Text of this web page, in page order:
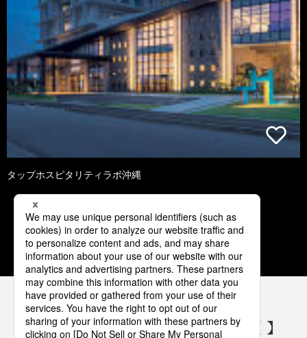
タップホスピタリティラボ沖縄
2 3 4 5 6
パナソニックの電気設備 SNSアカウント